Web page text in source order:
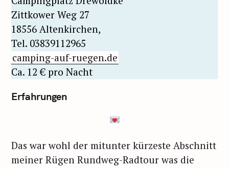
Zittkower Weg 27
18556 Altenkirchen,
Tel. 03839112965
camping-auf-ruegen.de
Ca. 12 € pro Nacht
Erfahrungen
Das war wohl der mitunter kürzeste Abschnitt
meiner Rügen Rundweg-Radtour was die